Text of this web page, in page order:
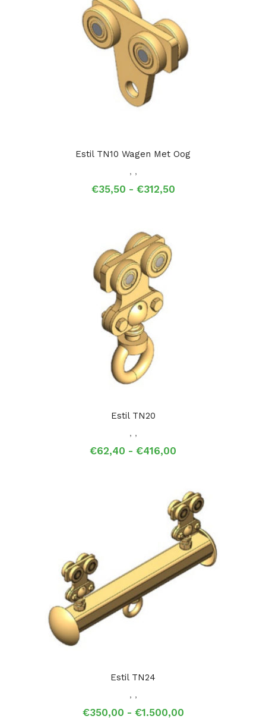
Estil TN10 Wagen Met Oog
, ,
€35,50 - €312,50Prijsklasse:
Estil TN20
, ,
€62,40 - €416,00
Estil TN24
, ,
€350,00 - €1.500,00Prijsklasse: